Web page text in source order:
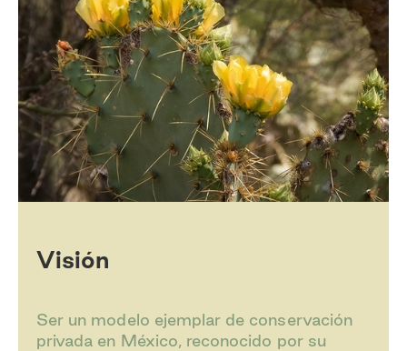
Visión
Ser un modelo ejemplar de conservación
privada en México, reconocido por su